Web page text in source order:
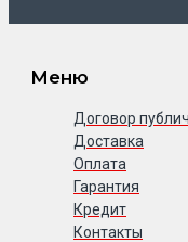
Меню
Договор
Доставка
Оплата
Гарантия
Кредит
Контакты